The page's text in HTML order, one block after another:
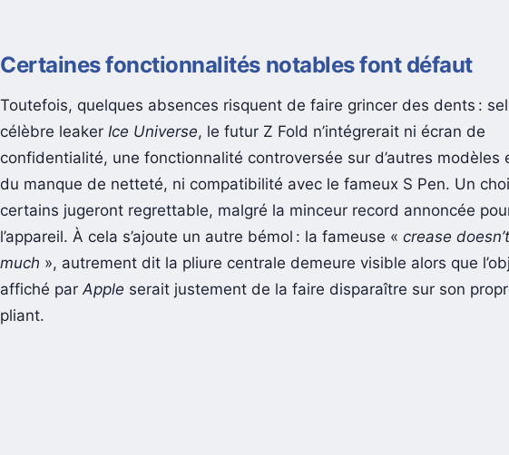
Toutefois, quelques absences risquent de faire grincer des dents :
célèbre leaker
Ice Universe
, le futur Z Fold n’intégrerait ni écran de
confidentialité, une fonctionnalité controversée sur d’autres modèles
du manque de netteté, ni compatibilité avec le fameux S Pen. Un
certains jugeront regrettable, malgré la minceur record annoncée pour
l’appareil. À cela s’ajoute un autre bémol : la fameuse «
crease
much », autrement dit la pliure centrale demeure visible alors que
affiché par